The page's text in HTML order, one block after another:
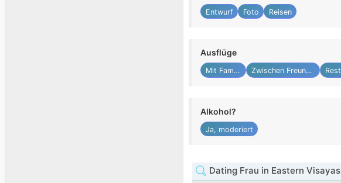
Entwurf Foto Reisen
Ausflüge
Mit Familie Zwischen Freunden
Alkohol?
Ja, moderiert
Dating Frau in Eastern Visayas